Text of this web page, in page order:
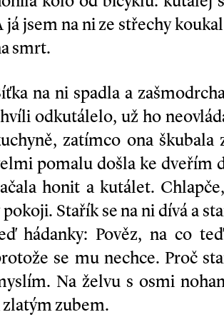
já jsem na ni ze střechy
smrt.
na ni spadla a
odkutálelo, už ho
zatímco ona
pomalu došla ke dveřím
honit a kutálet.
pokoji. Stařík se na ni dívá a
hádanky: Pověz, na co
se mu nechce. Proč
Na želvu s osmi
zlatým zubem.